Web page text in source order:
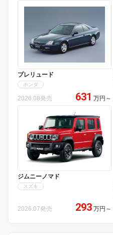
プレリュード
ホンダ
2026.08発売 631 万円 ～
ジムニーノマド
スズキ
2026.07発売 293 万円 ～